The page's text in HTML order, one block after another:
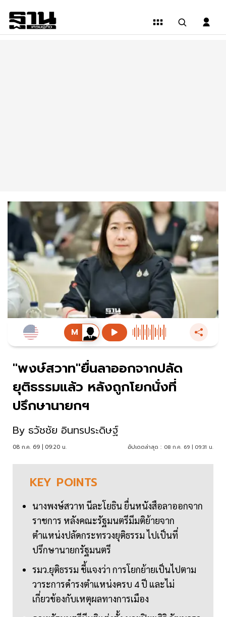
"พงษ์สวาท"ยื่นลาออกจากปลัด
ยุติธรรมแล้ว หลังถูกโยกนั่งที่
ปรึกษานายกฯ
By ธวัชชัย อินทรประดิษฐ์
08 ก.ค. 69 | 09:20 น. อัปเดตล่าสุด : 08 ก.ค. 69 | 09:31 น.
KEY POINTS
นางพงษ์สวาท นีละโยธิน ยื่นหนังสือลาออกจาก
ราชการ หลังคณะรัฐมนตรีมีมติย้ายจาก
ตำแหน่งปลัดกระทรวงยุติธรรม ไปเป็นที่
ปรึกษานายกรัฐมนตรี
รมว.ยุติธรรม ชี้แจงว่า การโยกย้ายเป็นไปตาม
วาระการดำรงตำแหน่งครบ 4 ปี และไม่
เกี่ยวข้องกับเหตุผลทางการเมือง